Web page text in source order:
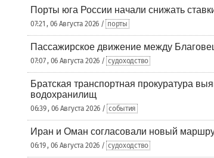
Порты юга России начали снижать
07:21 , 06 Августа 2026 / порты
Пассажирское движение между
07:07 , 06 Августа 2026 / судоходство
Братская транспортная прокуратура
водохранилищ
06:39 , 06 Августа 2026 / события
Иран и Оман согласовали новый
06:19 , 06 Августа 2026 / судоходство